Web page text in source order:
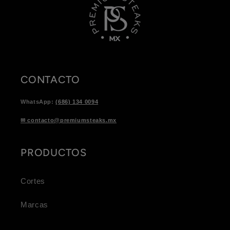
CONTACTO
WhatsApp:(686) 134 0094
✉ contacto@premiumsteaks.mx
PRODUCTOS
Cortes
Marcas